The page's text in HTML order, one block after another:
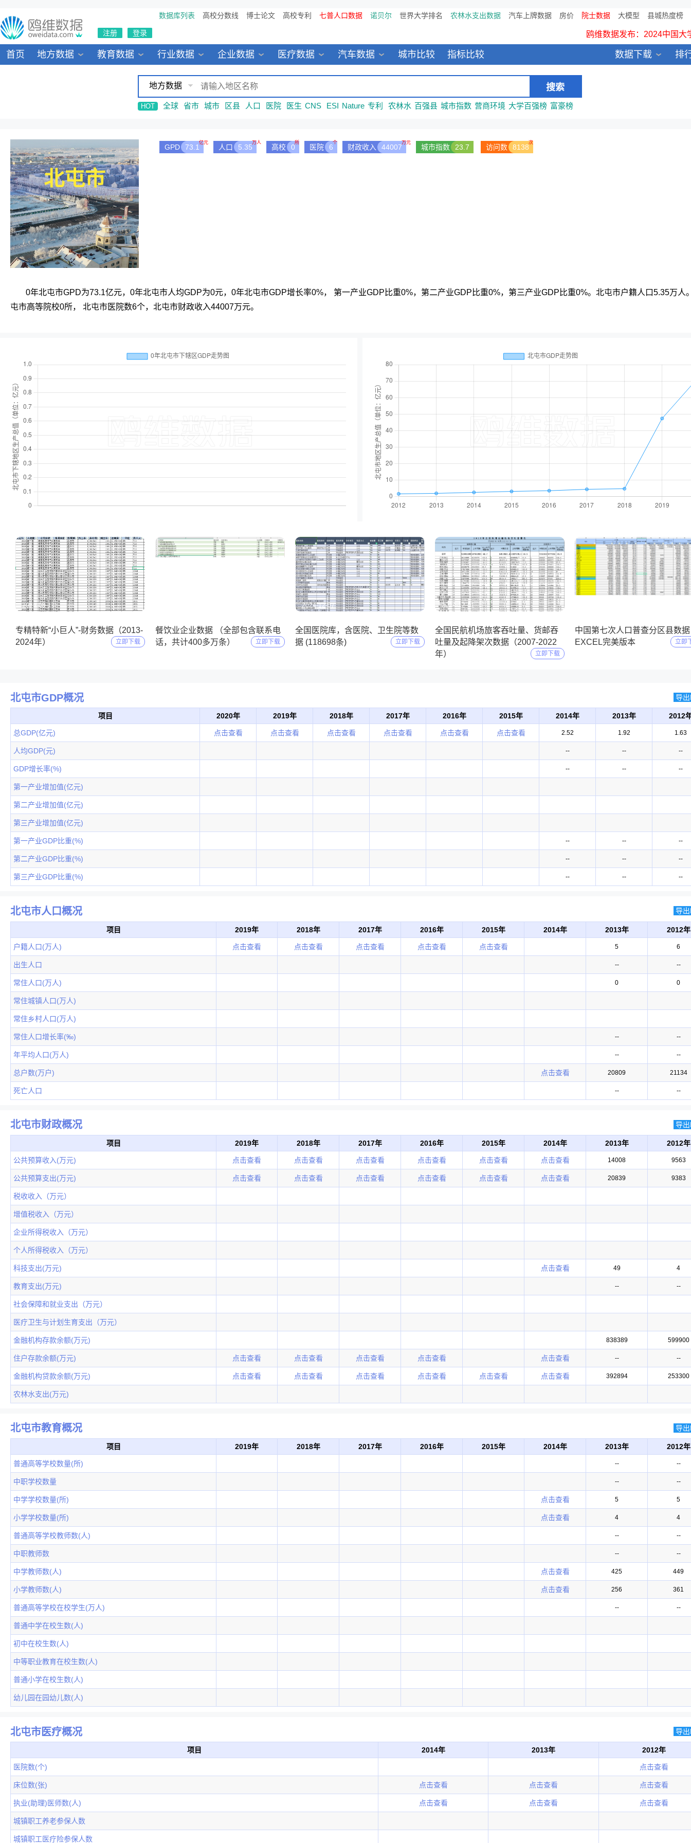
数据库列表 高校分数线 博士论文 高校专利 七普人口数据 诺贝尔 世界大学排名 农林水支出数据 汽车上牌数据 房价 院士数据 大模型 县城热度榜
注册 登录
中国县城全年热度监测
鸥维数据发布：2024中国大
所有
首页 地方数据 教育数据 行业数据 企业数据 医疗数据 汽车数据 城市比较 指标比较 排
数据下载
地方数据
HOT 全球 省市 城市 区县 人口 医院 医生 CNS ESI Nature 专利 农林水 百强县 城市指数 营商环境 大学百强榜 富豪榜
北屯市
GPD 73.1
亿元
人口 5.35
万人
高校 0
所
医院 6
个
财政收入 44007
万元
城市指数 23.7 访问数 8138
次
0年北屯市GPD为73.1亿元，0年北屯市人均GDP为0元，0年北屯市GDP增长率0%， 第一产业GDP比重0%，第二产业GDP比重0%，第三产业GDP比重0%。北屯市户籍人口5.35万人
屯市高等院校0所， 北屯市医院数6个，北屯市财政收入44007万元。
2025-05-11
专精特新“小巨人”-财务数据（2013-
2024年）
立即下载
餐饮业企业数据 （全部包含联系电
话，共计400多万条）
立即下载
2024-12-07
全国医院库，含医院、卫生院等数
据 (118698条)
立即下载
2024-12-01
全国民航机场旅客吞吐量、货邮吞
吐量及起降架次数据（2007-2022
年）
立即下载
中国第七次人口普查分区县数据
EXCEL完美版本
立即
北屯市GDP概况 导
项目 2020年 2019年 2018年 2017年 2016年 2015年 2014年 2013年 2012
总GDP(亿元) 点击查看 点击查看 点击查看 点击查看 点击查看 点击查看 2.52 1.92 1.63
人均GDP(元) -- -- --
GDP增长率(%) -- -- --
第一产业增加值(亿元)
第二产业增加值(亿元)
第三产业增加值(亿元)
第一产业GDP比重(%) -- -- --
第二产业GDP比重(%) -- -- --
第三产业GDP比重(%) -- -- --
北屯市人口概况 导
项目 2019年 2018年 2017年 2016年 2015年 2014年 2013年 2012年
户籍人口(万人) 点击查看 点击查看 点击查看 点击查看 点击查看 5 6
出生人口 -- --
常住人口(万人) 0 0
常住城镇人口(万人)
常住乡村人口(万人)
常住人口增长率(‰) -- --
年平均人口(万人) -- --
总户数(万户) 点击查看 20809 21134
死亡人口 -- --
北屯市财政概况 导
项目 2019年 2018年 2017年 2016年 2015年 2014年 2013年 2012年
公共预算收入(万元) 点击查看 点击查看 点击查看 点击查看 点击查看 点击查看 14008 9563
公共预算支出(万元) 点击查看 点击查看 点击查看 点击查看 点击查看 点击查看 20839 9383
税收收入（万元）
增值税收入（万元）
企业所得税收入（万元）
个人所得税收入（万元）
科技支出(万元) 点击查看 49 4
教育支出(万元) -- --
社会保障和就业支出（万元）
医疗卫生与计划生育支出（万元）
金融机构存款余额(万元) 838389 599900
住户存款余额(万元) 点击查看 点击查看 点击查看 点击查看 点击查看 -- --
金融机构贷款余额(万元) 点击查看 点击查看 点击查看 点击查看 点击查看 点击查看 392894 253300
农林水支出(万元)
北屯市教育概况 导
项目 2019年 2018年 2017年 2016年 2015年 2014年 2013年 2012年
普通高等学校数量(所) -- --
中职学校数量 -- --
中学学校数量(所) 点击查看 5 5
小学学校数量(所) 点击查看 4 4
普通高等学校教师数(人) -- --
中职教师数 -- --
中学教师数(人) 点击查看 425 449
小学教师数(人) 点击查看 256 361
普通高等学校在校学生(万人) -- --
普通中学在校生数(人)
初中在校生数(人)
中等职业教育在校生数(人)
普通小学在校生数(人)
幼儿园在园幼儿数(人)
北屯市医疗概况 导
项目 2014年 2013年 2012年
医院数(个) 点击查看
床位数(张) 点击查看 点击查看 点击查看
执业(助理)医师数(人) 点击查看 点击查看 点击查看
城镇职工养老参保人数
城镇职工医疗险参保人数